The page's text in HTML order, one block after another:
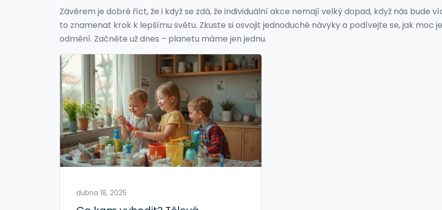
Závěrem je dobré říct, že i když se zdá, že individuální akce nemají velký dopad, když nás bude
to znamenat krok k lepšímu světu. Zkuste si osvojit jednoduché návyky a podívejte se, jak moc
odmění. Začněte už dnes – planetu máme jen jednu.
dubna 18, 2025